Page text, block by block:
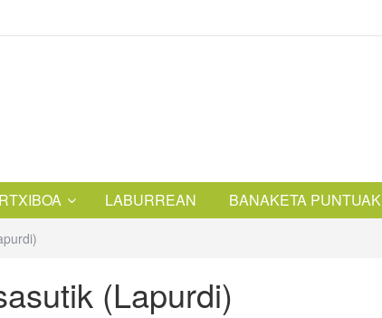
LABURREAN BANAKETA PUNTUAK
(Lapurdi)